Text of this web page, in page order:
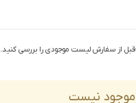
قبل از سفارش لیست موجودی را بررسی کنید.
موجود نیست